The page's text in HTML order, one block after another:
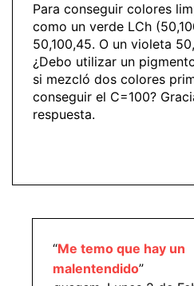
Para conseguir colores
como un verde LCh
50,100,45. O un violeta
¿Debo utilizar un
si mezcló dos colores
conseguir el C=100?
respuesta.
“Me temo que hay un
malentendido”